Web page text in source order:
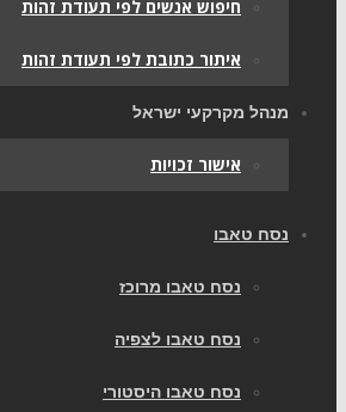
חיפוש אנשים לפי תעודת זהות
איתור כתובת לפי תעודת זהות
מנהל מקרקעי ישראל
אישור זכויות
נסח טאבו
נסח טאבו מרוכז
נסח טאבו לצפיה
נסח טאבו היסטורי